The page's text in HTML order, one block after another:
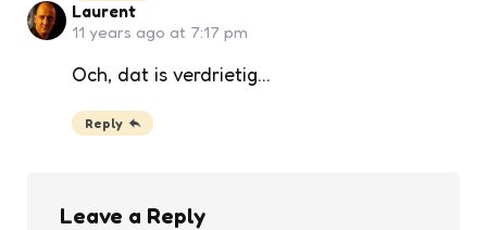
Laurent
11 years ago at 7:17 pm
Och, dat is verdrietig…
Reply
Leave a Reply